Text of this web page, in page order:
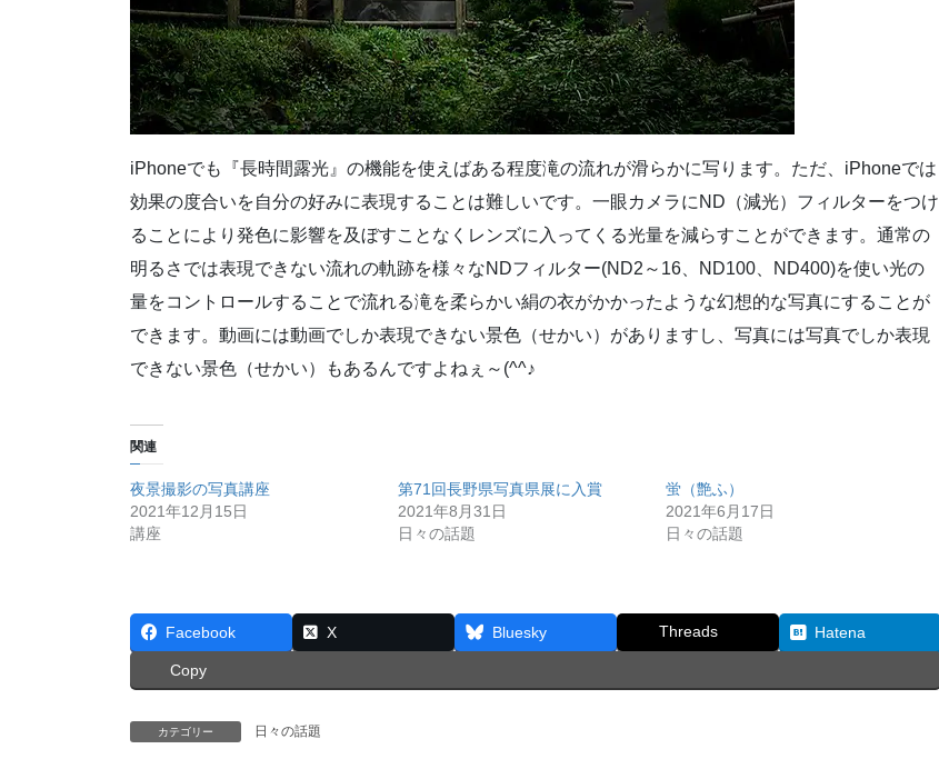
iPhoneでも『長時間露光』の機能を使えばある程度滝の流れが滑らかに写ります。ただ、iPhoneでは
効果の度合いを自分の好みに表現することは難しいです。一眼カメラにND（減光）フィルターをつけ
ることにより発色に影響を及ぼすことなくレンズに入ってくる光量を減らすことができます。通常の
明るさでは表現できない流れの軌跡を様々なNDフィルター(ND2～16、ND100、ND400)を使い光の
量をコントロールすることで流れる滝を柔らかい絹の衣がかかったような幻想的な写真にすることが
できます。動画には動画でしか表現できない景色（せかい）がありますし、写真には写真でしか表現
できない景色（せかい）もあるんですよねぇ～(^^♪
関連
夜景撮影の写真講座
2021年12月15日
講座
第71回長野県写真県展に入賞
2021年8月31日
日々の話題
蛍（艶ふ）
2021年6月17日
日々の話題
Facebook X Bluesky Threads Hatena
Copy
カテゴリー 日々の話題